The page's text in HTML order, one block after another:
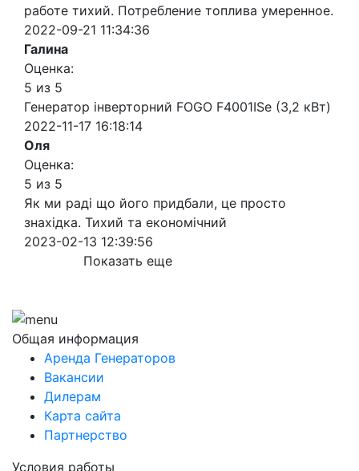
работе тихий. Потребление топлива умеренное.
2022-09-21 11:34:36
Галина
Оценка:
5 из 5
Генератор інверторний FOGO F4001ISe (3,2 кВт)
2022-11-17 16:18:14
Оля
Оценка:
5 из 5
Як ми раді що його придбали, це просто
знахідка. Тихий та економічний
2023-02-13 12:39:56
Показать еще
Общая информация
Аренда Генераторов
Вакансии
Дилерам
Карта сайта
Партнерство
Условия работы